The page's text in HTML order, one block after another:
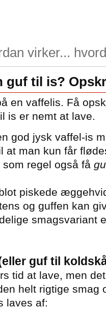
virker...
guf til is?
en vaffelis. Få
is er nemt at lave.
god jysk vaffel-is
at man kun får
regel også få
piskede
og guffen kan
smagsvariant
guf til
tid at lave, men
helt rigtige smag
laves af: